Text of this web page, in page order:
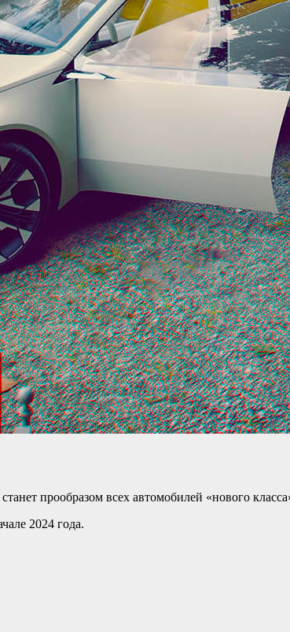
прообразом всех автомобилей «нового
2024 года.